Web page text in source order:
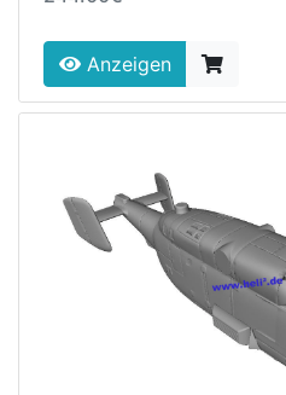
Anzeigen